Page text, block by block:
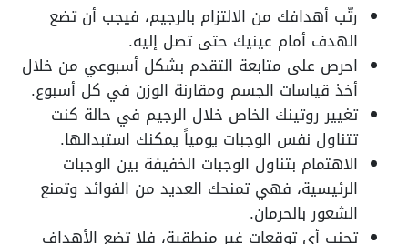
رتّب أهدافك من الالتزام بالرجيم، فيجب أن تضع
الهدف أمام عينيك حتى تصل إليه.
احرص على متابعة التقدم بشكل أسبوعي من خلال
أخذ قياسات الجسم ومقارنة الوزن في كل أسبوع.
تغيير روتينك الخاص خلال الرجيم في حالة كنت
تتناول نفس الوجبات يومياً يمكنك استبدالها.
الاهتمام بتناول الوجبات الخفيفة بين الوجبات
الرئيسية، فهي تمنحك العديد من الفوائد وتمنع
الشعور بالحرمان.
تجنب أي توقعات غير منطقية، فلا تضع الأهداف